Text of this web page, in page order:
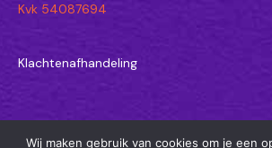
Kvk 54087694
Klachtenafhandeling
Wij maken gebruik van cookies om je een